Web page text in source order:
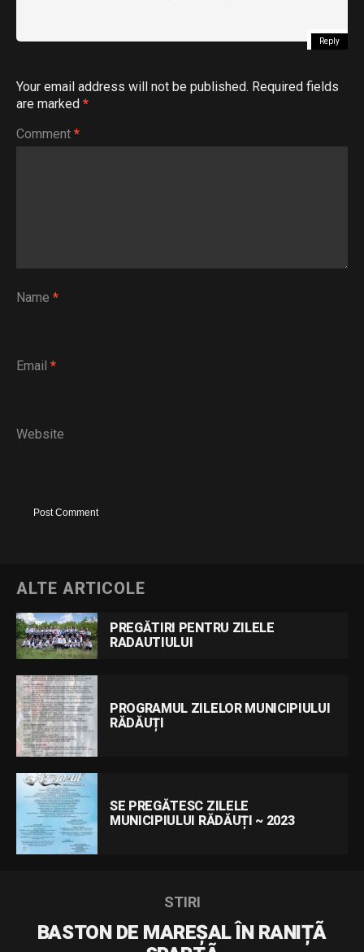
Reply
Your email address will not be published. Required fields
are marked *
Comment *
Name *
Email *
Website
ALTE ARTICOLE
PREGĂTIRI PENTRU ZILELE
RADAUTIULUI
PROGRAMUL ZILELOR MUNICIPIULUI
RĂDĂUȚI
SE PREGĂTESC ZILELE
MUNICIPIULUI RĂDĂUȚI ~ 2023
STIRI
BASTON DE MAREȘAL ÎN RANIȚÃ